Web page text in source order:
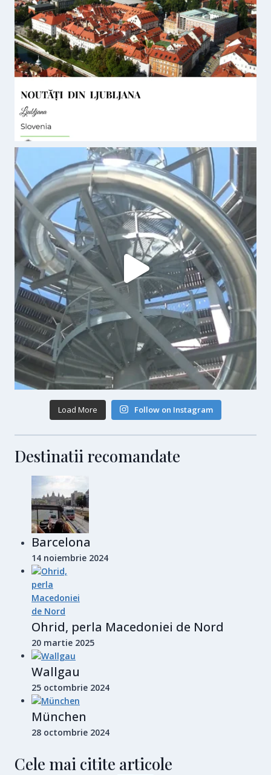
Load More Follow on Instagram
Destinatii recomandate
Barcelona
14 noiembrie 2024
Ohrid, perla Macedoniei de Nord
20 martie 2025
Wallgau
25 octombrie 2024
München
28 octombrie 2024
Cele mai citite articole